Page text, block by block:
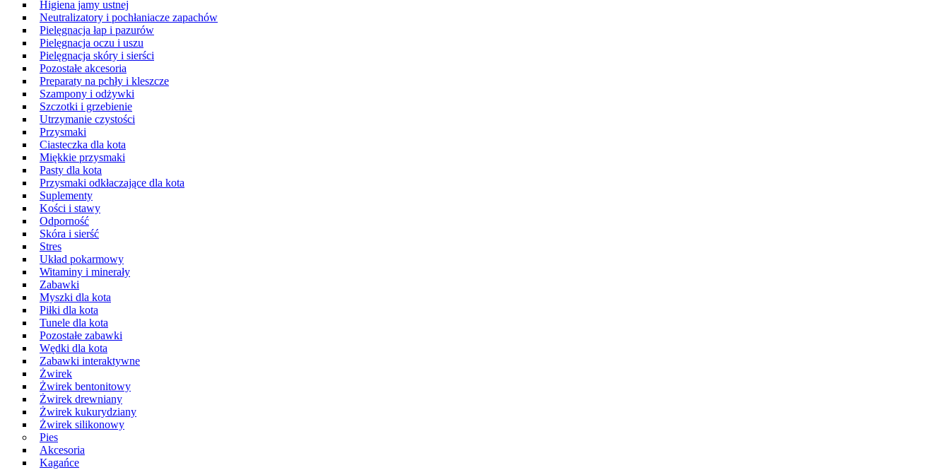
Higiena jamy ustnej
Neutralizatory i pochłaniacze zapachów
Pielęgnacja łap i pazurów
Pielęgnacja oczu i uszu
Pielęgnacja skóry i sierści
Pozostałe akcesoria
Preparaty na pchły i kleszcze
Szampony i odżywki
Szczotki i grzebienie
Utrzymanie czystości
Przysmaki
Ciasteczka dla kota
Miękkie przysmaki
Pasty dla kota
Przysmaki odkłaczające dla kota
Suplementy
Kości i stawy
Odporność
Skóra i sierść
Stres
Układ pokarmowy
Witaminy i minerały
Zabawki
Myszki dla kota
Piłki dla kota
Tunele dla kota
Pozostałe zabawki
Wędki dla kota
Zabawki interaktywne
Żwirek
Żwirek bentonitowy
Żwirek drewniany
Żwirek kukurydziany
Żwirek silikonowy
Pies
Akcesoria
Kagańce